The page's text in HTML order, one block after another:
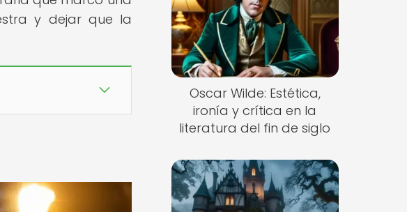
y dejar que la
Oscar Wilde: Estética,
ironía y crítica en la
literatura del fin de siglo